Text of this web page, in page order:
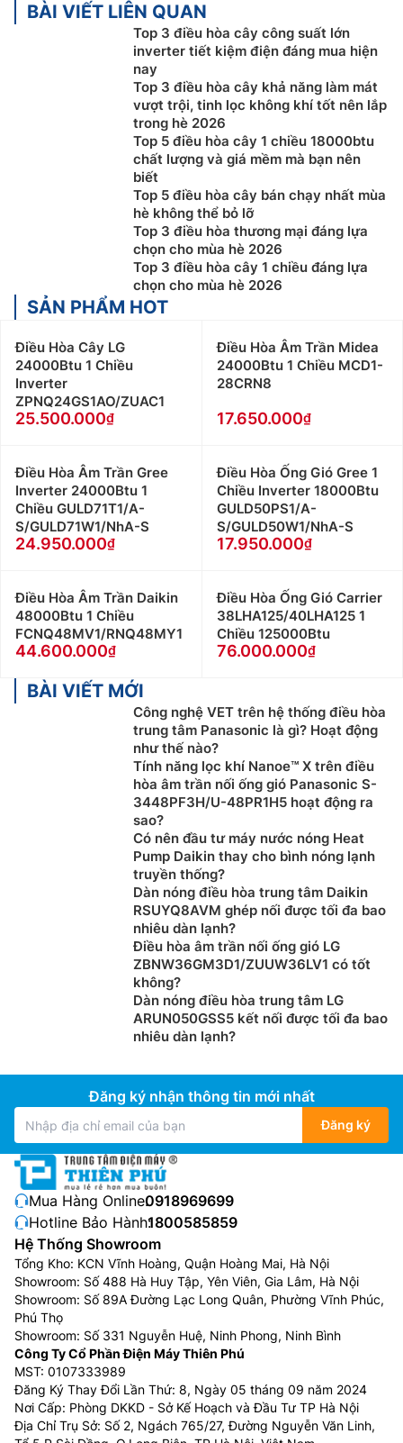
BÀI VIẾT LIÊN QUAN
Top 3 điều hòa cây công suất lớn
inverter tiết kiệm điện đáng mua hiện
nay
Top 3 điều hòa cây khả năng làm mát
vượt trội, tinh lọc không khí tốt nên lắp
trong hè 2026
Top 5 điều hòa cây 1 chiều 18000btu
chất lượng và giá mềm mà bạn nên
biết
Top 5 điều hòa cây bán chạy nhất mùa
hè không thể bỏ lỡ
Top 3 điều hòa thương mại đáng lựa
chọn cho mùa hè 2026
Top 3 điều hòa cây 1 chiều đáng lựa
chọn cho mùa hè 2026
SẢN PHẨM HOT
Điều Hòa Cây LG
24000Btu 1 Chiều
Inverter
ZPNQ24GS1AO/ZUAC1
25.500.000
Điều Hòa Âm Trần Midea
24000Btu 1 Chiều MCD1-
28CRN8
17.650.000
Điều Hòa Âm Trần Gree
Inverter 24000Btu 1
Chiều GULD71T1/A-
S/GULD71W1/NhA-S
24.950.000
Điều Hòa Ống Gió Gree 1
Chiều Inverter 18000Btu
GULD50PS1/A-
S/GULD50W1/NhA-S
17.950.000
Điều Hòa Âm Trần Daikin
48000Btu 1 Chiều
FCNQ48MV1/RNQ48MY1
44.600.000
Điều Hòa Ống Gió Carrier
38LHA125/40LHA125 1
Chiều 125000Btu
76.000.000
BÀI VIẾT MỚI
Công nghệ VET trên hệ thống điều hòa
trung tâm Panasonic là gì? Hoạt động
như thế nào?
Tính năng lọc khí Nanoe™ X trên điều
hòa âm trần nối ống gió Panasonic S-
3448PF3H/U-48PR1H5 hoạt động ra
sao?
Có nên đầu tư máy nước nóng Heat
Pump Daikin thay cho bình nóng lạnh
truyền thống?
Dàn nóng điều hòa trung tâm Daikin
RSUYQ8AVM ghép nối được tối đa bao
nhiêu dàn lạnh?
Điều hòa âm trần nối ống gió LG
ZBNW36GM3D1/ZUUW36LV1 có tốt
không?
Dàn nóng điều hòa trung tâm LG
ARUN050GSS5 kết nối được tối đa bao
nhiêu dàn lạnh?
Đăng ký nhận thông tin mới nhất
Đăng ký
Mua Hàng Online:0918969699
Hotline Bảo Hành:1800585859
Hệ Thống Showroom
Tổng Kho: KCN Vĩnh Hoàng, Quận Hoàng Mai, Hà Nội
Showroom: Số 488 Hà Huy Tập, Yên Viên, Gia Lâm, Hà Nội
Showroom: Số 89A Đường Lạc Long Quân, Phường Vĩnh Phúc,
Phú Thọ
Showroom: Số 331 Nguyễn Huệ, Ninh Phong, Ninh Bình
Công Ty Cổ Phần Điện Máy Thiên Phú
MST: 0107333989
Đăng Ký Thay Đổi Lần Thứ: 8, Ngày 05 tháng 09 năm 2024
Nơi Cấp: Phòng DKKD - Sở Kế Hoạch và Đầu Tư TP Hà Nội
Địa Chỉ Trụ Sở: Số 2, Ngách 765/27, Đường Nguyễn Văn Linh,